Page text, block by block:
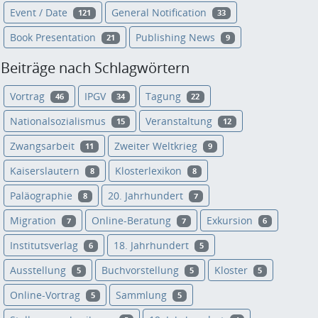
Event / Date 121 General Notification 33
Book Presentation 21 Publishing News 9
Beiträge nach Schlagwörtern
Vortrag 46 IPGV 34 Tagung 22
Nationalsozialismus 15 Veranstaltung 12
Zwangsarbeit 11 Zweiter Weltkrieg 9
Kaiserslautern 8 Klosterlexikon 8
Paläographie 8 20. Jahrhundert 7
Migration 7 Online-Beratung 7 Exkursion 6
Institutsverlag 6 18. Jahrhundert 5
Ausstellung 5 Buchvorstellung 5 Kloster 5
Online-Vortrag 5 Sammlung 5